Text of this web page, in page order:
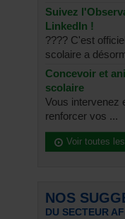
Suivez
LinkedIn !
???? C'est
scolaire a
Concevoir et
scolaire
Vous intervenez
renforcer vos ...
Voir toutes
NOS
DU SECTEUR